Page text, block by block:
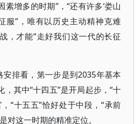
增多的时期”，“还有许多‘娄山
服”，唯有以历史主动精神克难
，才能“走好我们这一代的长征
安排看，第一步是到2035年基本
，其中“十四五”是开局起步，“十
“十五五”恰好处于中段，“承前
对这一时期的精准定位。